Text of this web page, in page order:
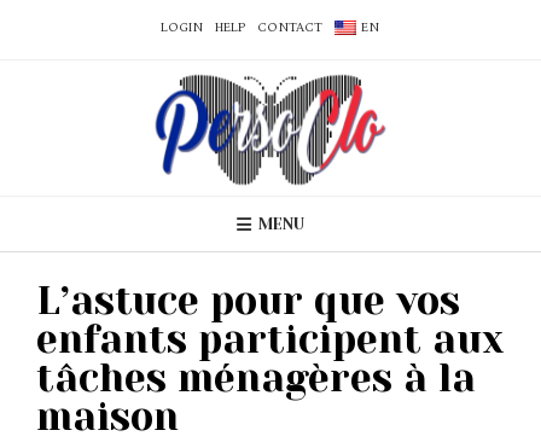
LOGIN HELP CONTACT EN
MENU
L’astuce pour que vos
enfants participent aux
tâches ménagères à la
maison